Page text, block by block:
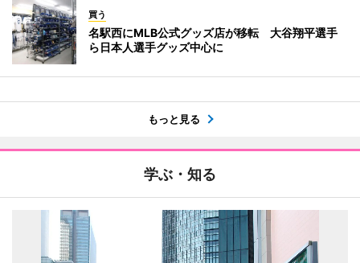
買う
名駅西にMLB公式グッズ店が移転 大谷翔平選手
ら日本人選手グッズ中心に
もっと見る
学ぶ・知る